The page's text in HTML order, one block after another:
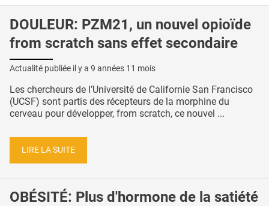
DOULEUR: PZM21, un nouvel opioïde
from scratch sans effet secondaire
Actualité publiée il y a 9 années 11 mois
Les chercheurs de l’Université de Californie San Francisco
(UCSF) sont partis des récepteurs de la morphine du
cerveau pour développer, from scratch, ce nouvel ...
LIRE LA SUITE
OBÉSITÉ: Plus d'hormone de la satiété